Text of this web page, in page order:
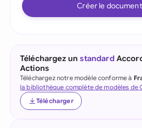
Créer le document
Téléchargez unstandard
Actions
Téléchargez notre modèle conforme à
la bibliothèque complète de modèles de
Télécharger